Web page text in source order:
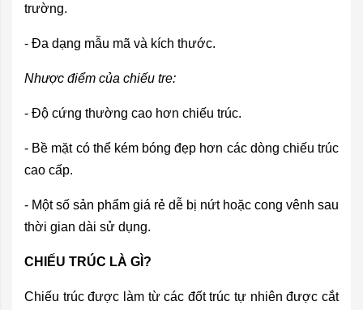
trường.
- Đa dạng mẫu mã và kích thước.
Nhược điểm của chiếu tre:
- Độ cứng thường cao hơn chiếu trúc.
- Bề mặt có thể kém bóng đẹp hơn các dòng chiếu trúc
cao cấp.
- Một số sản phẩm giá rẻ dễ bị nứt hoặc cong vênh sau
thời gian dài sử dụng.
CHIẾU TRÚC LÀ GÌ?
Chiếu trúc được làm từ các đốt trúc tự nhiên được cắt